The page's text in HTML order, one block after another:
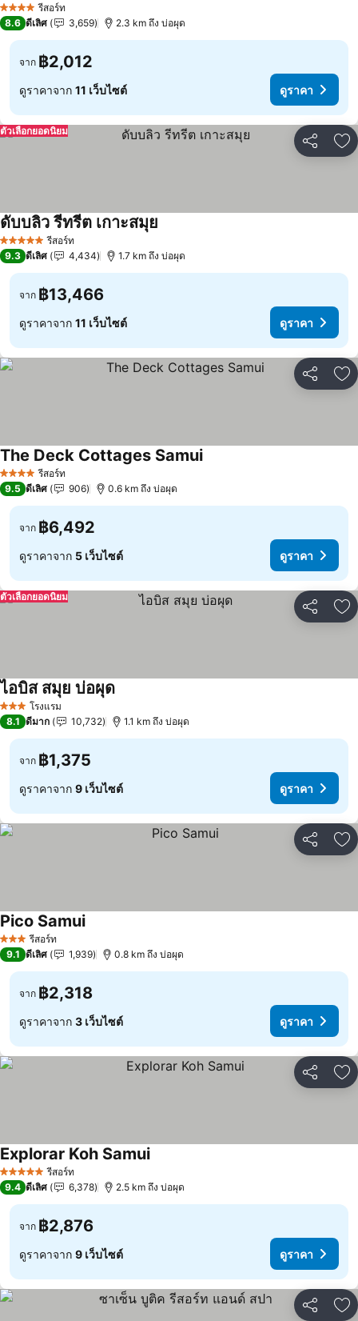
4 ดาว รีสอร์ท
8.6 ดีเลิศ 3,659 2.3 km ถึง บ่อผุด
จาก ฿2,012
ดูราคาจาก 11 เว็บไซต์ ดูราคา
แชร์ เ
ตัวเลือกยอดนิยม
5 ดาว รีสอร์ท
ดับบลิว รีทรีต เกาะสมุย
9.3 ดีเลิศ 4,434 1.7 km ถึง บ่อผุด
จาก ฿13,466
ดูราคาจาก 11 เว็บไซต์ ดูราคา
แชร์ เ
4 ดาว รีสอร์ท
The Deck Cottages Samuiดูราคา
9.5 ดีเลิศ 906 0.6 km ถึง บ่อผุด
จาก ฿6,492
ดูราคาจาก 5 เว็บไซต์ ดูราคา
แชร์ เ
ตัวเลือกยอดนิยม
3 ดาว โรงแรม
ไอบิส สมุย บ่อผุดดูราคา
8.1 ดีมาก 10,732 1.1 km ถึง บ่อผุด
จาก ฿1,375
ดูราคาจาก 9 เว็บไซต์ ดูราคา
แชร์ เ
3 ดาว รีสอร์ท
Pico Samuiดูราคา
9.1 ดีเลิศ 1,939 0.8 km ถึง บ่อผุด
จาก ฿2,318
ดูราคาจาก 3 เว็บไซต์ ดูราคา
แชร์ เ
5 ดาว รีสอร์ท
Explorar Koh Samuiดูราคา
9.4 ดีเลิศ 6,378 2.5 km ถึง บ่อผุด
จาก ฿2,876
ดูราคาจาก 9 เว็บไซต์ ดูราคา
แชร์ เ